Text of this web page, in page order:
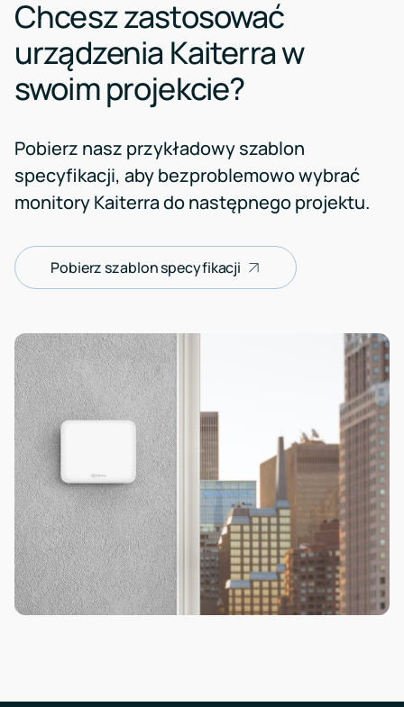
Chcesz zastosować
urządzenia Kaiterra w
swoim projekcie?
Pobierz nasz przykładowy szablon
specyfikacji, aby bezproblemowo wybrać
monitory Kaiterra do następnego projektu.
Pobierz szablon specyfikacji